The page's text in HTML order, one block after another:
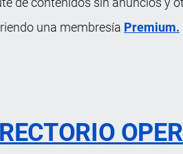
una membresía Premium.
Beneficios
El Calcio es un
Composición (p/p)Cao soluble en agua: